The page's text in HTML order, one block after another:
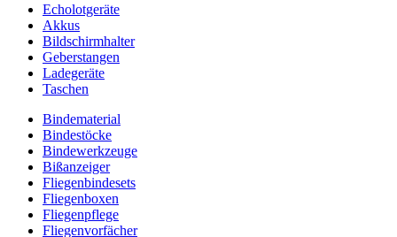
Echolotgeräte
Akkus
Bildschirmhalter
Geberstangen
Ladegeräte
Taschen
Bindematerial
Bindestöcke
Bindewerkzeuge
Bißanzeiger
Fliegenbindesets
Fliegenboxen
Fliegenpflege
Fliegenvorfächer